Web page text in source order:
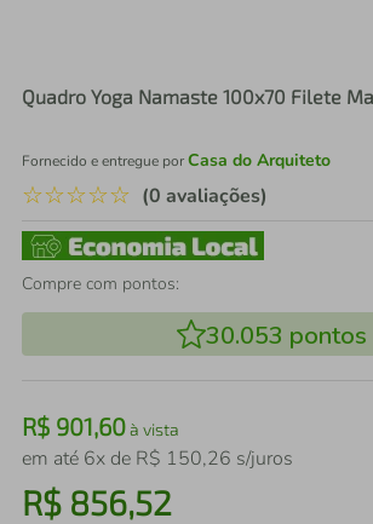
Quadro Yoga Namaste 100x70 Filete
Fornecido e entregue porCasa do Arquiteto
☆☆☆☆☆ (0 avaliações)
Compre com pontos:
30.053 pontos
R$ 901,60à vista
em até 6x de R$ 150,26 s/juros
R$ 856,52